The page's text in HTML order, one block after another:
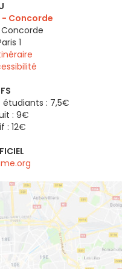
- Concorde
Concorde
1
étudiants : 7,5€
: 9€
: 12€